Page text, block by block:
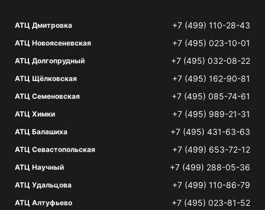
АТЦ Дмитровка +7 (499) 110-28-43
АТЦ Новоясеневская +7 (495) 023-10-01
АТЦ Долгопрудный +7 (495) 032-08-22
АТЦ Щёлковская +7 (495) 162-90-81
АТЦ Семеновская +7 (495) 085-74-61
АТЦ Химки +7 (495) 989-21-31
АТЦ Балашиха +7 (495) 431-63-63
АТЦ Севастопольская +7 (499) 653-72-12
АТЦ Научный +7 (499) 288-05-36
АТЦ Удальцова +7 (499) 110-86-79
АТЦ Алтуфьево +7 (495) 023-81-52